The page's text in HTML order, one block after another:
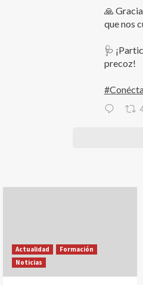
🙏
que nos
🩺
precoz!
Actualidad
Formación
Noticias